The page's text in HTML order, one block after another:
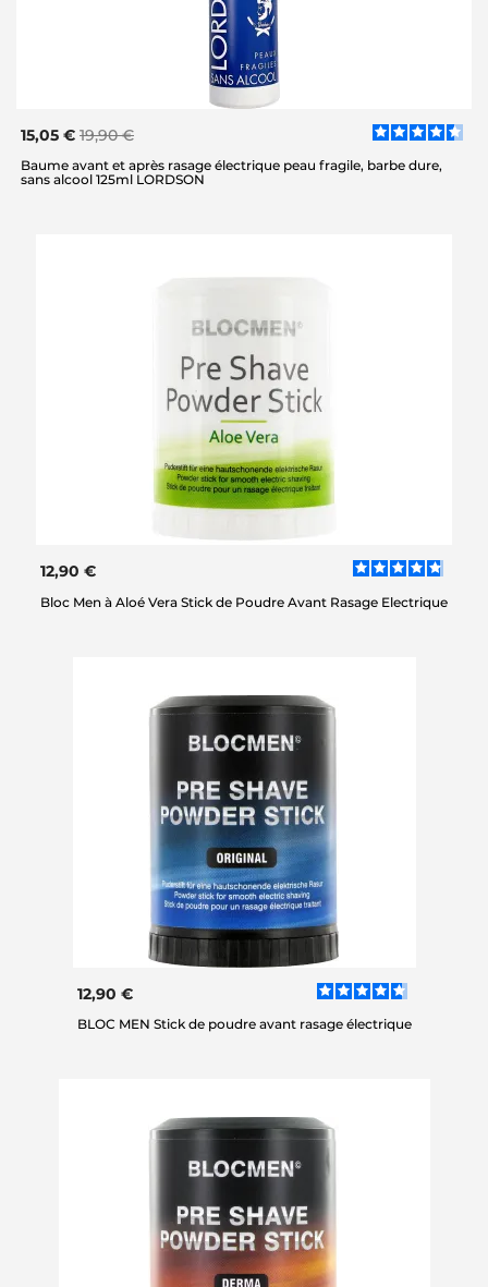
15,05 € 19,90 €
Baume avant et après rasage électrique peau fragile, barbe dure,
sans alcool 125ml LORDSON
12,90 €
Bloc Men à Aloé Vera Stick de Poudre Avant Rasage Electrique
12,90 €
BLOC MEN Stick de poudre avant rasage électrique